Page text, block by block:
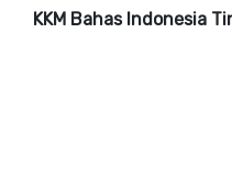
KKM Bahas Indonesia